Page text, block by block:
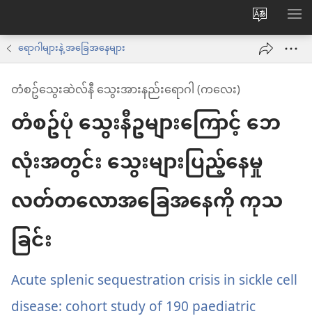
ဝ
က်
ဘာသာစ
ပြောင်း
ပါ
ရောဂါများနဲ့ အခြေအနေများ
တံစဥ်သွေးဆဲလ်နီ သွေးအားနည်းရောဂါ (ကလေး)
တံစဥ်ပုံ သွေးနီဥများကြောင့် ဘေ
လုံးအတွင်း သွေးများပြည့်နေမှု
လတ်တလောအခြေအနေကို ကုသ
ခြင်း
Acute splenic sequestration crisis in sickle cell
disease: cohort study of 190 paediatric